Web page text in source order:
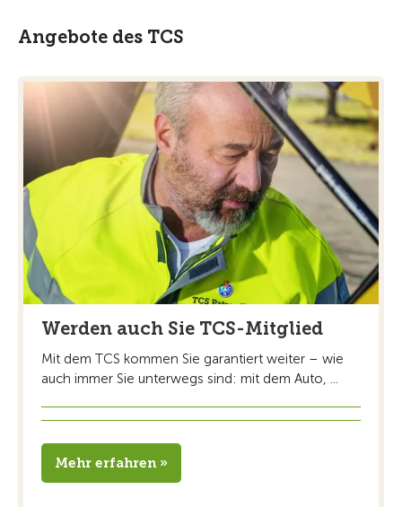
Angebote des TCS
Werden auch Sie TCS-Mitglied
Mit dem TCS kommen Sie garantiert weiter – wie
auch immer Sie unterwegs sind: mit dem Auto, ...
Mehr erfahren »